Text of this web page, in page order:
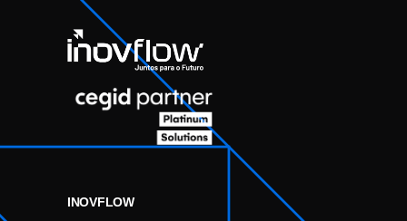
INOVFLOW